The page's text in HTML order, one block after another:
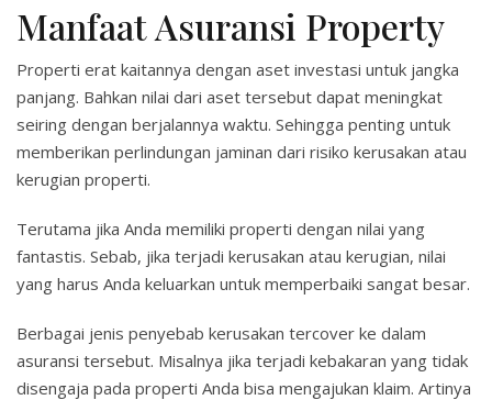
Manfaat Asuransi Property
Properti erat kaitannya dengan aset investasi untuk jangka
panjang. Bahkan nilai dari aset tersebut dapat meningkat
seiring dengan berjalannya waktu. Sehingga penting untuk
memberikan perlindungan jaminan dari risiko kerusakan atau
kerugian properti.
Terutama jika Anda memiliki properti dengan nilai yang
fantastis. Sebab, jika terjadi kerusakan atau kerugian, nilai
yang harus Anda keluarkan untuk memperbaiki sangat besar.
Berbagai jenis penyebab kerusakan tercover ke dalam
asuransi tersebut. Misalnya jika terjadi kebakaran yang tidak
disengaja pada properti Anda bisa mengajukan klaim. Artinya